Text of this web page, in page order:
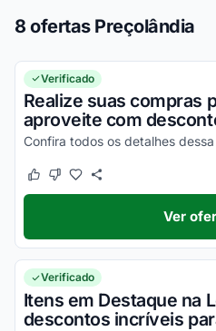
8 ofertas Preçolândia
Verificado
Realize suas compras
aproveite com
Este cupom funcionou
Este cupom não funcionou
Ver
Verificado
Itens em Destaque na
descontos incríveis